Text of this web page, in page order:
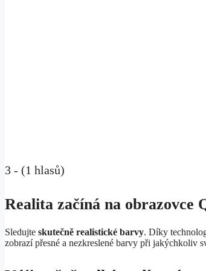
3 - (1 hlasů)
Realita začíná na
Sledujte skutečně realistické barvy. Díky
zobrazí přesné a nezkreslené barvy při jakýchkoliv